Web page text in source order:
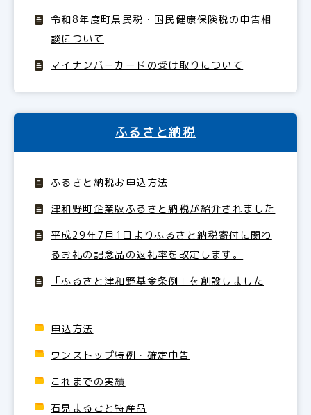
令和8年度町県民税・国民健康保険税の申告相
談について
マイナンバーカードの受け取りについて
ふるさと納税
ふるさと納税お申込方法
津和野町企業版ふるさと納税が紹介されました
平成29年7月1日よりふるさと納税寄付に関わ
るお礼の記念品の返礼率を改定します。
「ふるさと津和野基金条例」を創設しました
申込方法
ワンストップ特例・確定申告
これまでの実績
石見まるごと特産品